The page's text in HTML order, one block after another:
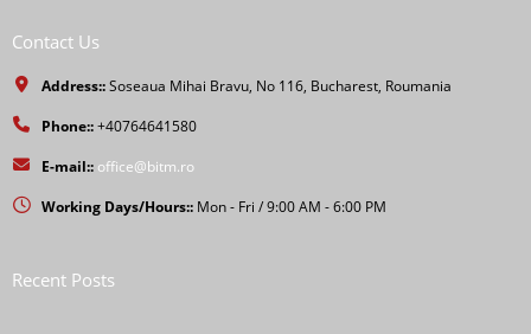
Contact Us
Address::Soseaua Mihai Bravu, No 116, Bucharest, Roumania
Phone::+40764641580
E-mail:: office@bitm.ro
Working Days/Hours:: Mon - Fri / 9:00 AM - 6:00 PM
Recent Posts